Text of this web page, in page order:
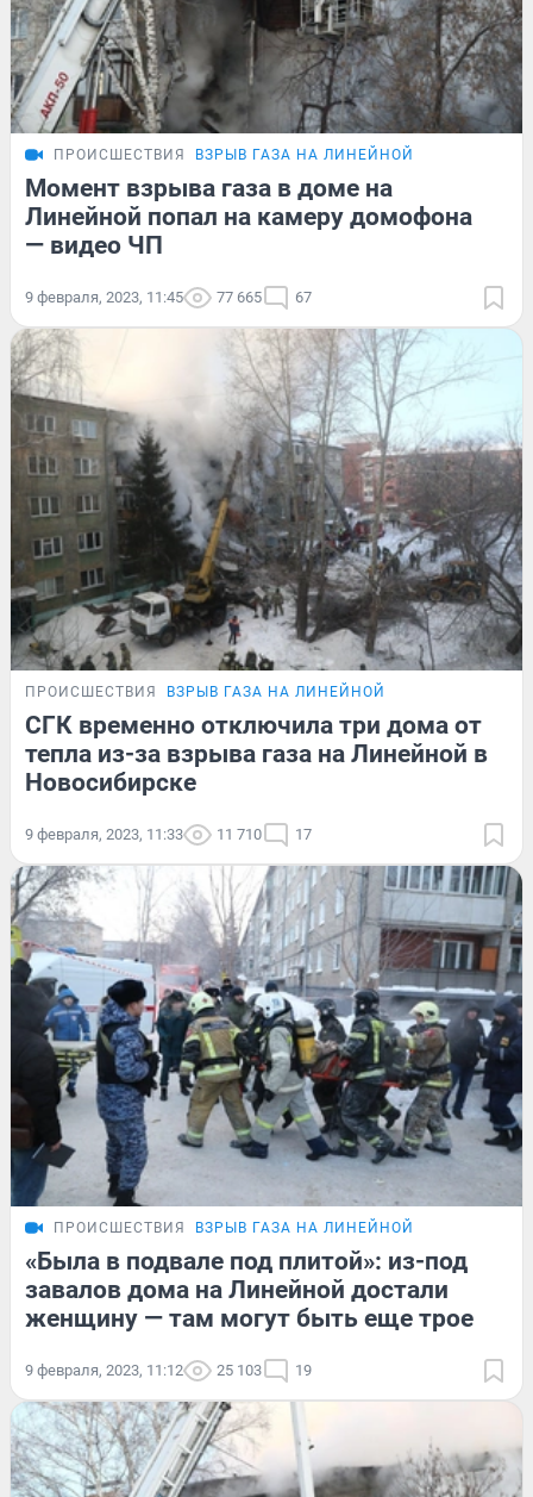
ПРОИСШЕСТВИЯ ВЗРЫВ ГАЗА НА ЛИНЕЙНОЙ
Момент взрыва газа в доме на
Линейной попал на камеру домофона
— видео ЧП
9 февраля, 2023, 11:45 77 665 67
ПРОИСШЕСТВИЯ ВЗРЫВ ГАЗА НА ЛИНЕЙНОЙ
СГК временно отключила три дома от
тепла из-за взрыва газа на Линейной в
Новосибирске
9 февраля, 2023, 11:33 11 710 17
ПРОИСШЕСТВИЯ ВЗРЫВ ГАЗА НА ЛИНЕЙНОЙ
«Была в подвале под плитой»: из-под
завалов дома на Линейной достали
женщину — там могут быть еще трое
9 февраля, 2023, 11:12 25 103 19